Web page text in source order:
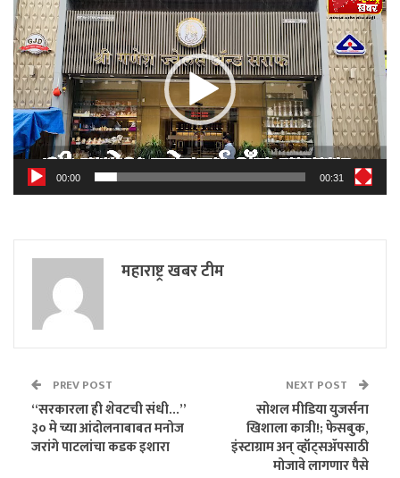
Player
00:00 00:31
महाराष्ट्र खबर टीम
PREV POST
“सरकारला ही शेवटची संधी…”
३० मे च्या आंदोलनाबाबत मनोज
जरांगे पाटलांचा कडक इशारा
NEXT POST
सोशल मीडिया युजर्सना
खिशाला कात्री!; फेसबुक,
इंस्टाग्राम अन् व्हॉट्सॲपसाठी
मोजावे लागणार पैसे